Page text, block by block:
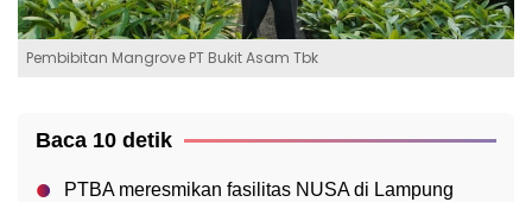
Pembibitan Mangrove PT Bukit Asam Tbk
Baca 10 detik
PTBA meresmikan fasilitas NUSA di Lampung